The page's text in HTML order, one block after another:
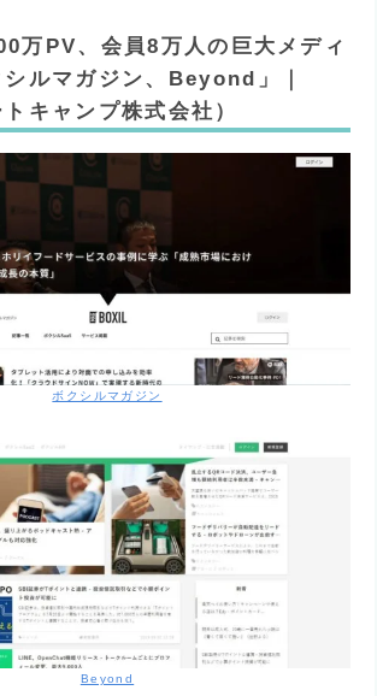
万PV、会員8万人の巨大メディ
シルマガジン、Beyond」｜
トキャンプ株式会社）
ボクシルマガジン
Beyond